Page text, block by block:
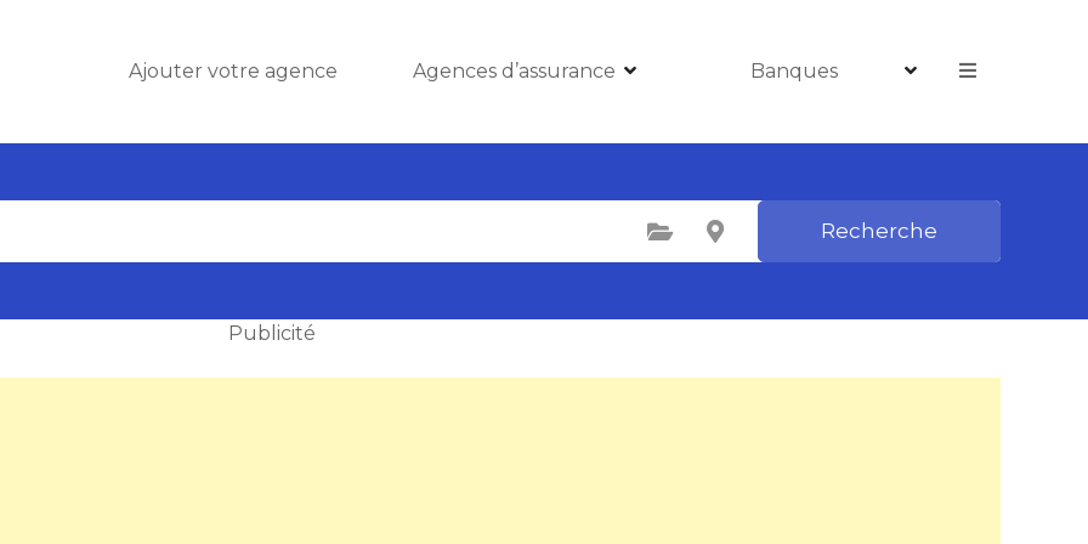
Ajouter votre agence Agences d’assurance Banques
Sélectionnez une catégorie Sélectionnez le lieu Recherche
Publicité